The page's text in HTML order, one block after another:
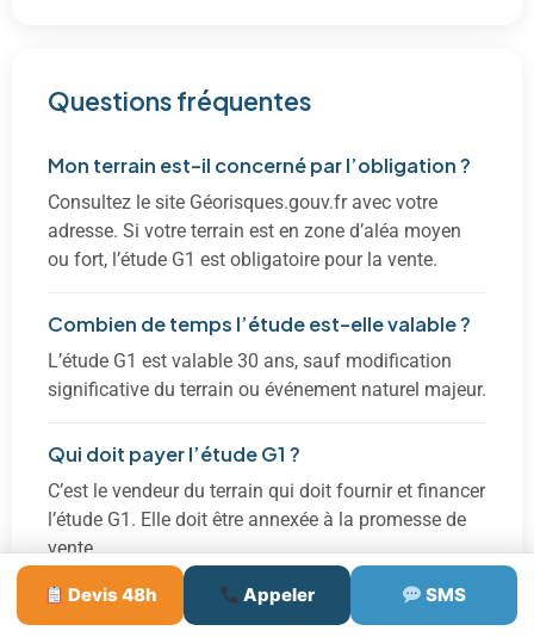
Devis 48h Appeler SMS
Questions fréquentes
Mon terrain est-il concerné par l’obligation ?
Consultez le site Géorisques.gouv.fr avec votre
adresse. Si votre terrain est en zone d’aléa moyen
ou fort, l’étude G1 est obligatoire pour la vente.
Combien de temps l’étude est-elle valable ?
L’étude G1 est valable 30 ans, sauf modification
significative du terrain ou événement naturel majeur.
Qui doit payer l’étude G1 ?
C’est le vendeur du terrain qui doit fournir et financer
l’étude G1. Elle doit être annexée à la promesse de
vente.
Quelle différence entre G1 et G2 ?